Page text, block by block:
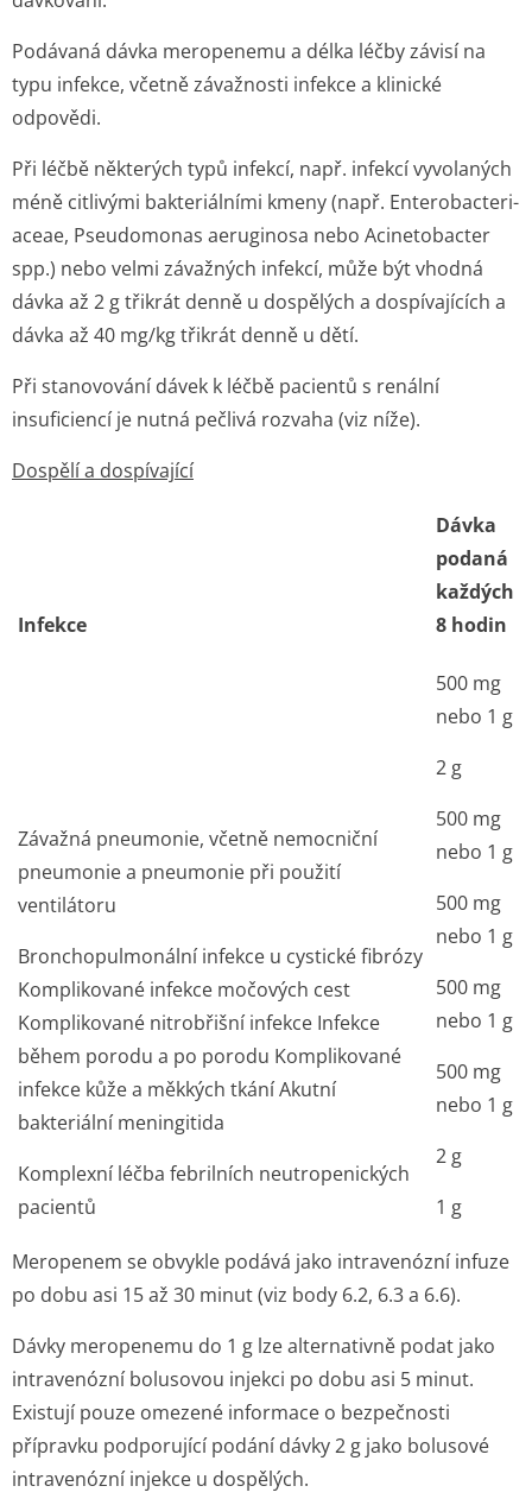
Podávaná dávka meropenemu a délka léčby závisí na
typu infekce, včetně závažnosti infekce a klinické
odpovědi.
Při léčbě některých typů infekcí, např. infekcí vyvolaných
méně citlivými bakteriálními kmeny (např. Enterobacteri­
aceae, Pseudomonas aeruginosa nebo Acinetobacter
spp.) nebo velmi závažných infekcí, může být vhodná
dávka až 2 g třikrát denně u dospělých a dospívajících a
dávka až 40 mg/kg třikrát denně u dětí.
Při stanovování dávek k léčbě pacientů s renální
insuficiencí je nutná pečlivá rozvaha (viz níže).
Dospělí a dospívající
Infekce
Dávka
podaná
každých
8 hodin
Závažná pneumonie, včetně nemocniční
pneumonie a pneumonie při použití
ventilátoru
Bronchopulmonální infekce u cystické fibrózy
Komplikované infekce močových cest
Komplikované nitrobřišní infekce Infekce
během porodu a po porodu Komplikované
infekce kůže a měkkých tkání Akutní
bakteriální meningitida
Komplexní léčba febrilních neutropenických
pacientů
500 mg
nebo 1 g
2 g
500 mg
nebo 1 g
500 mg
nebo 1 g
500 mg
nebo 1 g
500 mg
nebo 1 g
2 g
1 g
Meropenem se obvykle podává jako intravenózní infuze
po dobu asi 15 až 30 minut (viz body 6.2, 6.3 a 6.6).
Dávky meropenemu do 1 g lze alternativně podat jako
intravenózní bolusovou injekci po dobu asi 5 minut.
Existují pouze omezené informace o bezpečnosti
přípravku podporující podání dávky 2 g jako bolusové
intravenózní injekce u dospělých.